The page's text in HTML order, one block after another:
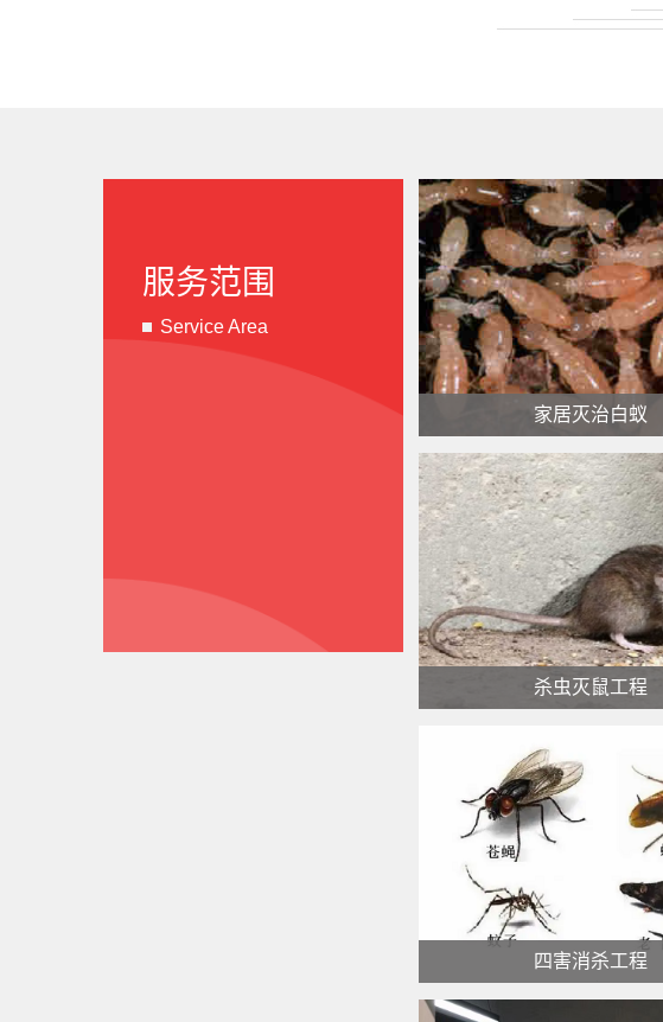
服务范围
Service Area
家居灭治白蚁
家居灭治白蚁
查看更多 >
杀虫灭鼠工程
杀虫灭鼠工程
查看更多 >
四害消杀工程